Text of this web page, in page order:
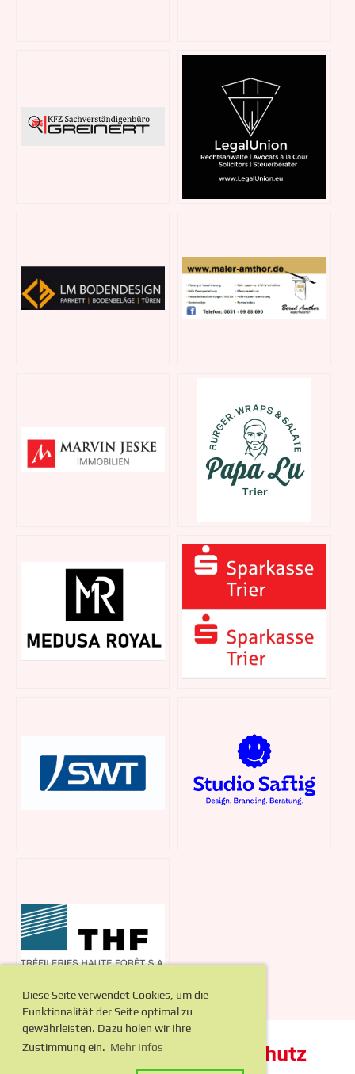
Diese Seite verwendet Cookies, um die
Funktionalität der Seite optimal zu
gewährleisten. Dazu holen wir Ihre
Zustimmung ein. Mehr Infos
Impressum Datenschutz